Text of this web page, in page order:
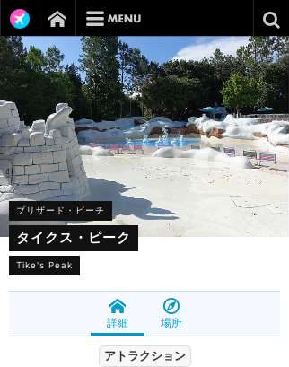
ブリザード・ビーチ
タイクス・ピーク
Tike's Peak
詳細 場所
アトラクション